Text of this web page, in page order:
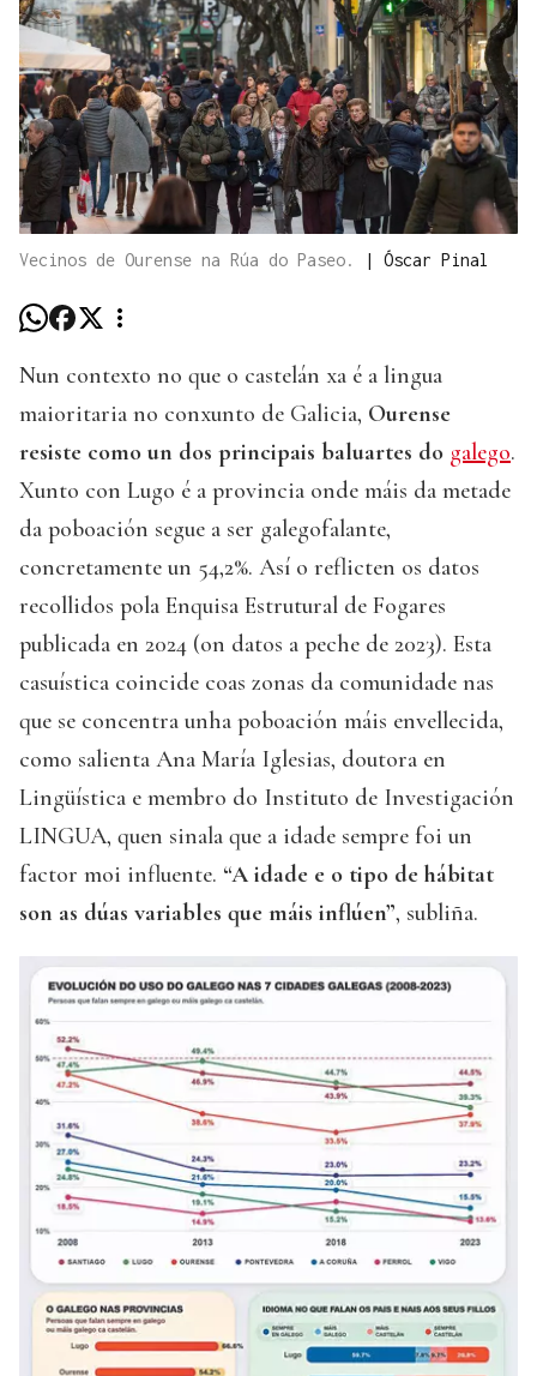
Vecinos de Ourense na Rúa do Paseo. | Óscar Pinal
Nun contexto no que o castelán xa é a lingua
maioritaria no conxunto de Galicia, Ourense
resiste como un dos principais baluartes do galego.
Xunto con Lugo é a provincia onde máis da metade
da poboación segue a ser galegofalante,
concretamente un 54,2%. Así o reflicten os datos
recollidos pola Enquisa Estrutural de Fogares
publicada en 2024 (on datos a peche de 2023). Esta
casuística coincide coas zonas da comunidade nas
que se concentra unha poboación máis envellecida,
como salienta Ana María Iglesias, doutora en
Lingüística e membro do Instituto de Investigación
LINGUA, quen sinala que a idade sempre foi un
factor moi influente. “A idade e o tipo de hábitat
son as dúas variables que máis inflúen”, subliña.